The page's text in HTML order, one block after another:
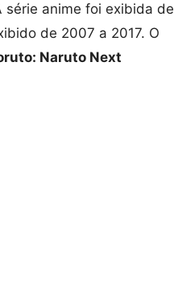
série anime foi exibida de
de 2007 a 2017. O
Naruto Next